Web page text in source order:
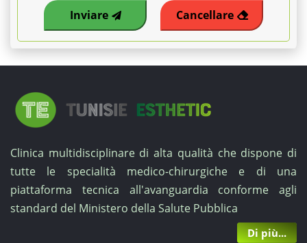
Inviare Cancellare
Clinica multidisciplinare di alta qualità che dispone di
tutte le specialità medico-chirurgiche e di una
piattaforma tecnica all'avanguardia conforme agli
standard del Ministero della Salute Pubblica
Di più...